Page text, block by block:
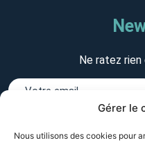
Gérer le
Nous utilisons des cookies pour
Ne ratez